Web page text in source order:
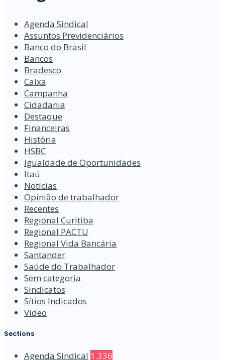
Agenda Sindical
Assuntos Previdenciários
Banco do Brasil
Bancos
Bradesco
Caixa
Campanha
Cidadania
Destaque
Financeiras
História
HSBC
Igualdade de Oportunidades
Itaú
Notícias
Opinião de trabalhador
Recentes
Regional Curitiba
Regional PACTU
Regional Vida Bancária
Santander
Saúde do Trabalhador
Sem categoria
Sindicatos
Sítios Indicados
Video
Sections
Agenda Sindical 1.336